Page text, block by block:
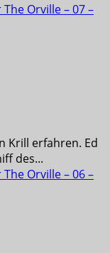
Orville – 07 –
Krill erfahren. Ed
des...
Orville – 06 –